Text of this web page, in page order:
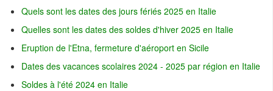
Quels sont les dates des jours fériés 2025 en Italie
Quelles sont les dates des soldes d'hiver 2025 en Italie
Eruption de l'Etna, fermeture d'aéroport en Sicile
Dates des vacances scolaires 2024 - 2025 par région en Italie
Soldes à l'été 2024 en Italie